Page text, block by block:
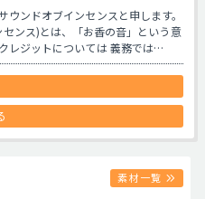
ンドオブインセンスと申します。
ンス)とは、「お香の音」という意
レジットについては 義務では…
素材一覧